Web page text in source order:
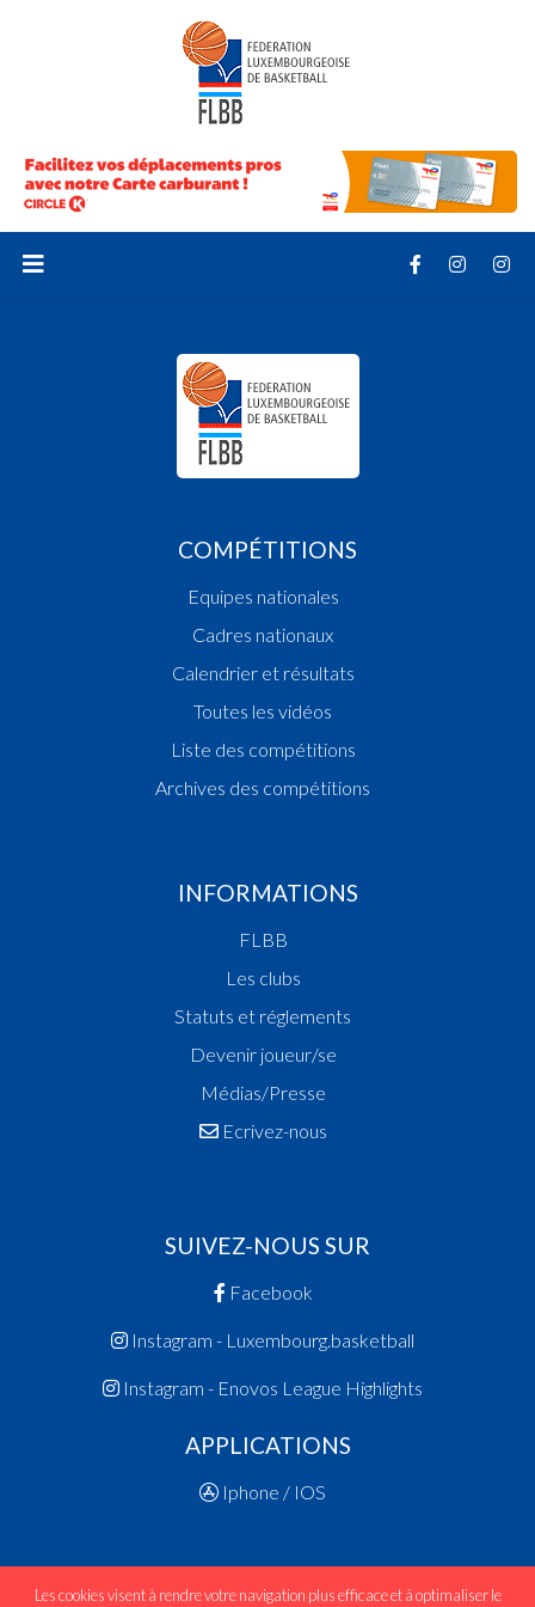
COMPÉTITIONS
Equipes nationales
Cadres nationaux
Calendrier et résultats
Toutes les vidéos
Liste des compétitions
Archives des compétitions
INFORMATIONS
FLBB
Les clubs
Statuts et réglements
Devenir joueur/se
Médias/Presse
Ecrivez-nous
SUIVEZ-NOUS SUR
Facebook
Instagram - Luxembourg.basketball
Instagram - Enovos League Highlights
APPLICATIONS
Iphone / IOS
Les cookies visent à rendre votre navigation plus efficace et à optimaliser le